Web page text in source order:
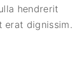
hendrerit
erat dignissim.